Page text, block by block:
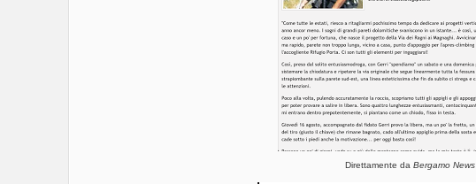
Direttamente daBergamo News